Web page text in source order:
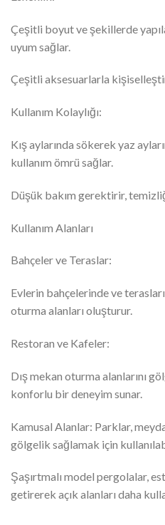
Çeşitli boyut ve şekillerde
uyum sağlar.
Çeşitli aksesuarlarla
Kullanım Kolaylığı:
Kış aylarında sökerek yaz
kullanım ömrü sağlar.
Düşük bakım gerektirir,
Kullanım Alanları
Bahçeler ve Teraslar:
Evlerin bahçelerinde ve
oturma alanları oluşturur.
Restoran ve Kafeler:
Dış mekan oturma alanlarını
konforlu bir deneyim sunar.
Kamusal Alanlar: Parklar,
gölgelik sağlamak için
Şaşırtmalı model pergolalar,
getirerek açık alanları daha